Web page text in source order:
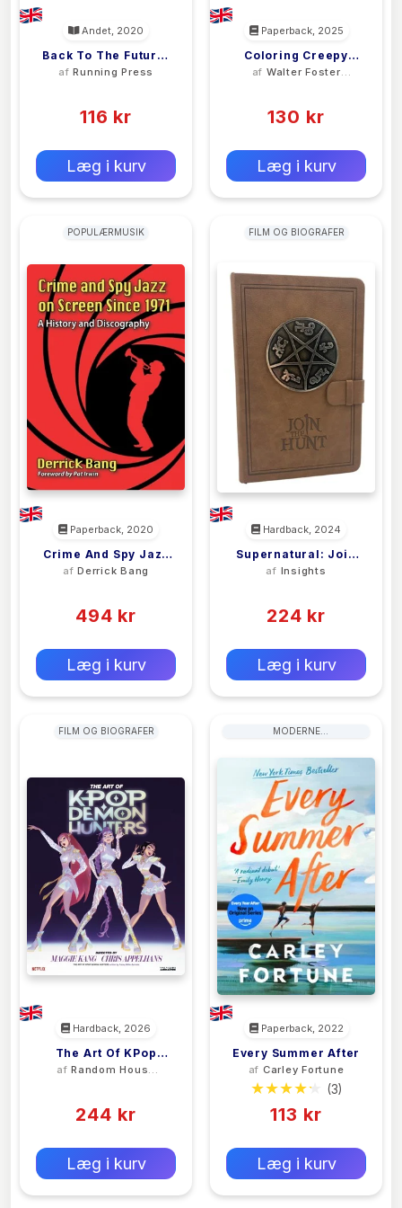
Andet, 2020
Back To The Future:
Mini Hoverboard
afRunning Press
116 kr
Læg i kurv
Paperback, 2025
Coloring Creepy
Horror Movies
af Walter Foster
130 kr
Læg i kurv
POPULÆRMUSIK
Paperback, 2020
Crime And Spy Jazz
On Screen Since 1971
afDerrick Bang
494 kr
Læg i kurv
FILM OG BIOGRAFER
Hardback, 2024
Supernatural: Join
The Hunt Hardcover
af Insights
224 kr
Læg i kurv
FILM OG BIOGRAFER
Hardback, 2026
The Art Of KPop
Demon Hunters
afRandom House
244 kr
Læg i kurv
MODERNE
Paperback, 2022
Every Summer After
af Carley Fortune
(3)
113 kr
Læg i kurv